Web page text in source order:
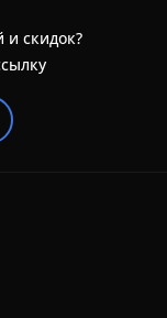
и скидок?